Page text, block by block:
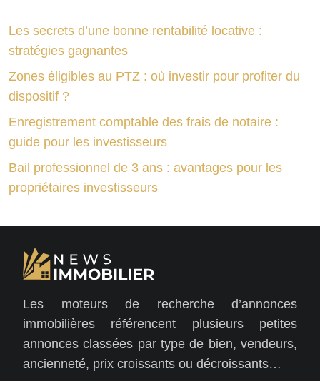
Les secrets d’une bonne rentabilité locative :
stratégies gagnantes
Zones éligibles au PTZ : où investir pour profiter du
dispositif ?
Enregistrement comptable des frais de notaire :
guide pour les investisseurs
Bail professionnel de 3 ans : avantages pour les
propriétaires investisseurs
Les moteurs de recherche d’annonces
immobilières référencent plusieurs petites
annonces classées par type de bien, vendeurs,
ancienneté, prix croissants ou décroissants…